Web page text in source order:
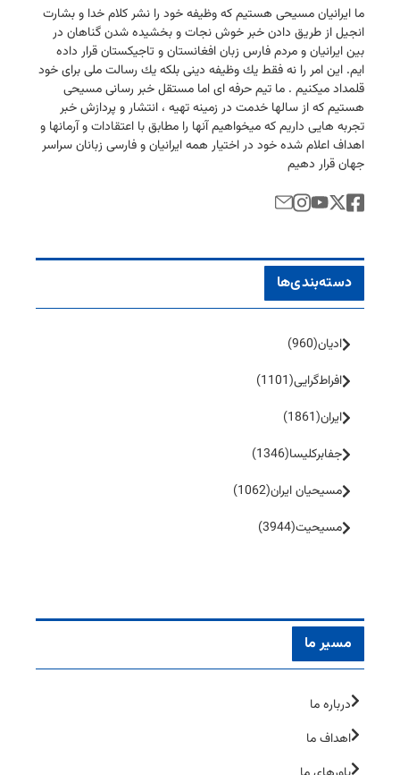
ما ایرانیان مسیحی هستیم كه وظیفه خود را نشر كلام خدا و بشارت
انجیل از طریق دادن خبر خوش نجات و بخشیده شدن گناهان در
بین ایرانیان و مردم فارس زبان افغانستان و تاجیكستان قرار داده
ایم. این امر را نه فقط یك وظیفه دینی بلكه یك رسالت ملی برای خود
قلمداد میكنیم . ما تیم حرفه ای اما مستقل خبر رسانی مسیحی
هستیم كه از سالها خدمت در زمینه تهیه ، انتشار و پردازش خبر
تجربه هایی داریم كه میخواهیم آنها را مطابق با اعتقادات و آرمانها و
اهداف اعلام شده خود در اختیار همه ایرانیان و فارسی زبانان سراسر
جهان قرار دهیم
دسته‌بندی‌ها
ادیان(960)
افراط‌گرایی(1101)
ایران(1861)
جفا‌بر‌کلیسا(1346)
مسیحیان ایران(1062)
مسیحیت(3944)
مسیر ما
درباره ما
اهداف ما